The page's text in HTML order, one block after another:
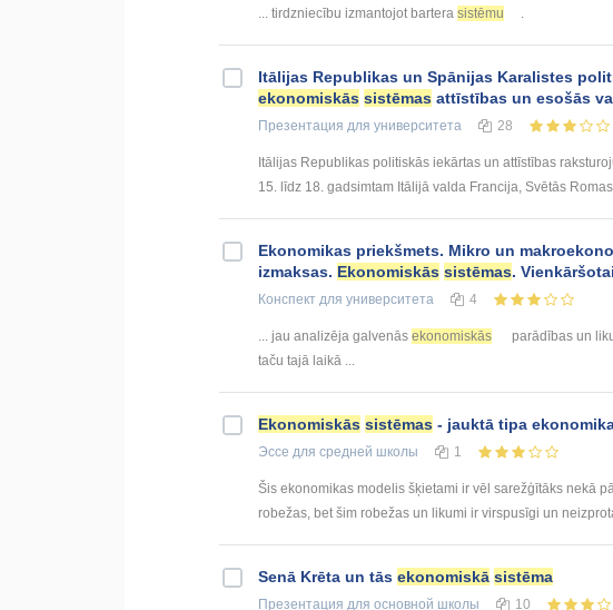
... tirdzniecību izmantojot bartera sistēmu .
Itālijas Republikas un Spānijas Karalistes
ekonomiskās sistēmas attīstības un esošās
Презентация для университета 28
Itālijas Republikas politiskās iekārtas un attīstības
15. līdz 18. gadsimtam Itālijā valda Francija, Svētās
Ekonomikas priekšmets. Mikro un
izmaksas. Ekonomiskās sistēmas.
Конспект для университета 4
... jau analizēja galvenās ekonomiskās parādības un
taču tajā laikā ...
Ekonomiskās sistēmas - jauktā tipa
Эссе для средней школы 1
Šis ekonomikas modelis šķietami ir vēl sarežģītāks nekā
robežas, bet šim robežas un likumi ir virspusīgi un
Senā Krēta un tās ekonomiskā sistēma
Презентация для основной школы 10